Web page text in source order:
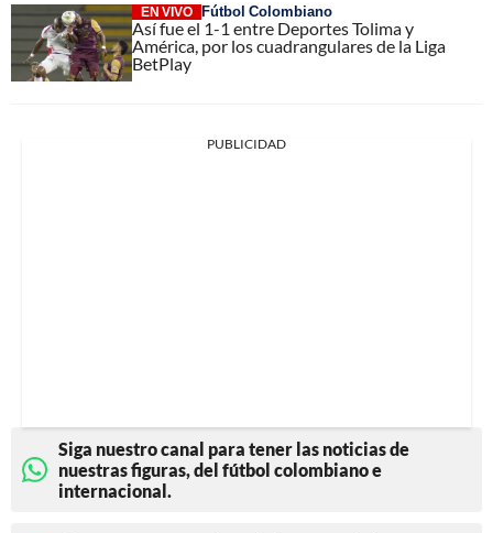
EN VIVO Fútbol Colombiano
Así fue el 1-1 entre Deportes Tolima y
América, por los cuadrangulares de la Liga
BetPlay
PUBLICIDAD
Siga nuestro canal para tener las noticias de
nuestras figuras, del fútbol colombiano e
internacional.